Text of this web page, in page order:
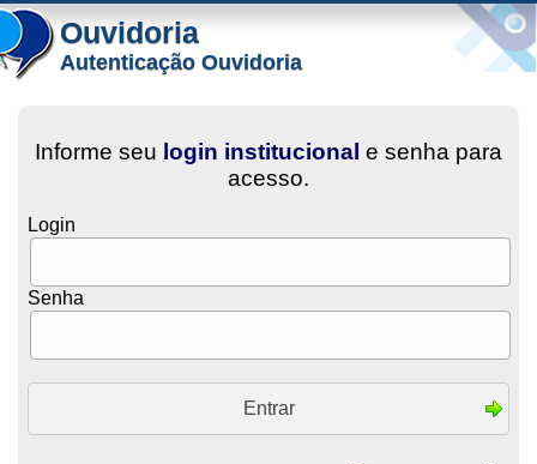
Ouvidoria
Autenticação Ouvidoria
Informe seu login institucional e senha para
acesso.
Login
Senha